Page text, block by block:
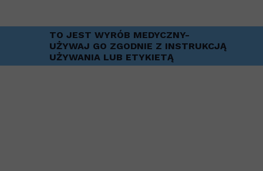
TO JEST WYRÓB MEDYCZNY-
UŻYWAJ GO ZGODNIE Z INSTRUKCJĄ
UŻYWANIA LUB ETYKIETĄ